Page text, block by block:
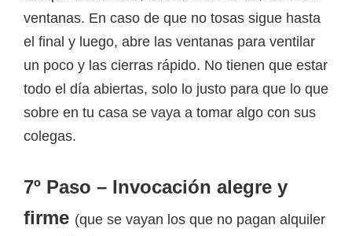
ventanas. En caso de que no tosas sigue hasta
el final y luego, abre las ventanas para ventilar
un poco y las cierras rápido. No tienen que estar
todo el día abiertas, solo lo justo para que lo que
sobre en tu casa se vaya a tomar algo con sus
colegas.
7º Paso – Invocación alegre y
firme (que se vayan los que no pagan alquiler